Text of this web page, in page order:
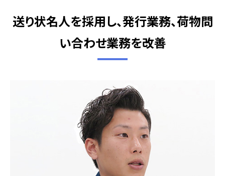
送り状名人を採用し、発行業務、荷物問
い合わせ業務を改善